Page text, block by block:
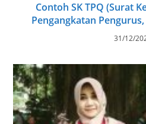
Contoh SK TPQ (Surat
Pengangkatan
31/12/